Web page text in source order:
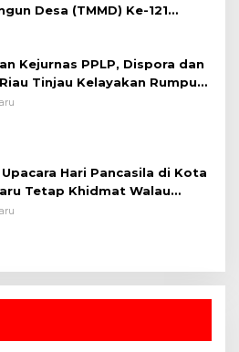
Desa (TMMD) Ke-121
KPR Tahun 2024) ?
Kejurnas PPLP, Dispora dan
Tinjau Kelayakan Rumput
Sepakbola